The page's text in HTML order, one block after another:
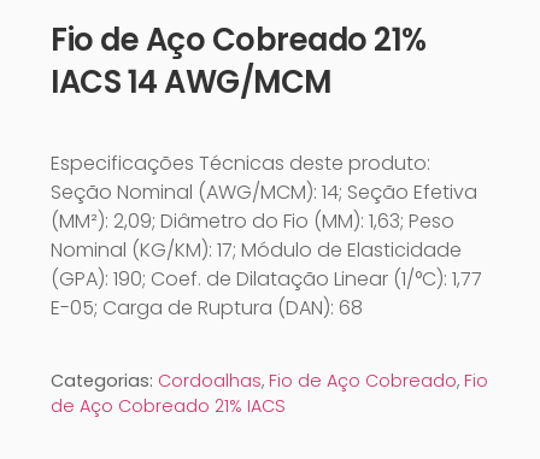
Fio de Aço Cobreado 21%
IACS 14 AWG/MCM
Especificações Técnicas deste produto:
Seção Nominal (AWG/MCM): 14; Seção Efetiva
(MM²): 2,09; Diâmetro do Fio (MM): 1,63; Peso
Nominal (KG/KM): 17; Módulo de Elasticidade
(GPA): 190; Coef. de Dilatação Linear (1/°C): 1,77
E-05; Carga de Ruptura (DAN): 68
Categorias: Cordoalhas, Fio de Aço Cobreado, Fio
de Aço Cobreado 21% IACS